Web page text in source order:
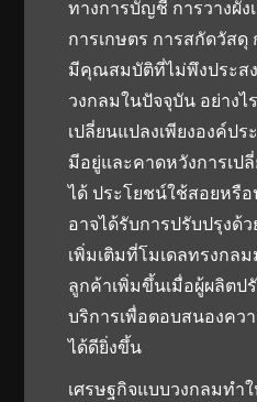
ทางการบัญชี การวางผั
การเกษตร การสกัดวัส
มีคุณสมบัติที่ไม่พึงประส
วงกลมในปัจจุบัน อย่างไ
เปลี่ยนแปลงเพียงองค์ป
มีอยู่และคาดหวังการเป
ได้ ประโยชน์ใช้สอยหรื
อาจได้รับการปรับปรุงด้
เพิ่มเติมที่โมเดลทรงกล
ลูกค้าเพิ่มขึ้นเมื่อผู้ผลิต
บริการเพื่อตอบสนองคว
ได้ดียิ่งขึ้น
เศรษฐกิจแบบวงกลมทำ